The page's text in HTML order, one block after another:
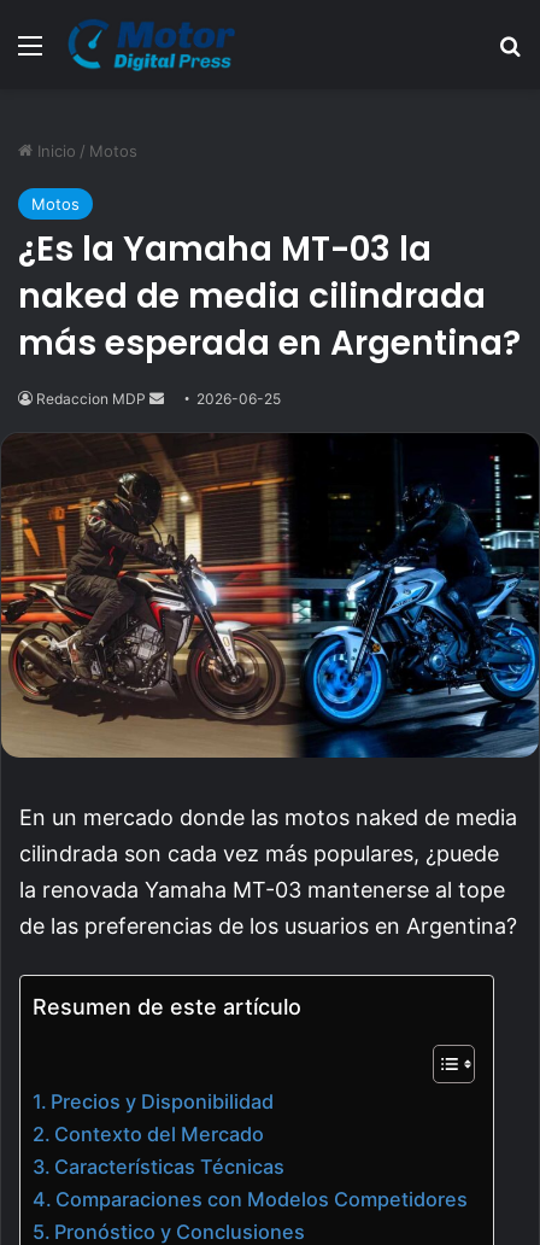
Menú
Inicio / Motos
Motos
¿Es la Yamaha MT-03 la
naked de media cilindrada
más esperada en Argentina?
Redaccion MDP
Send
email
2026-06-25
En un mercado donde las motos naked de media
cilindrada son cada vez más populares, ¿puede
la renovada Yamaha MT-03 mantenerse al tope
de las preferencias de los usuarios en Argentina?
Resumen de este artículo
Precios y Disponibilidad
Contexto del Mercado
Características Técnicas
Comparaciones con Modelos Competidores
Pronóstico y Conclusiones